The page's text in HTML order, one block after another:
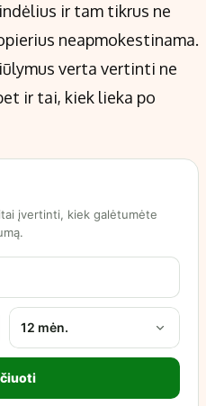
ir tam tikrus ne
neapmokestinama.
verta vertinti ne
ir tai, kiek lieka po